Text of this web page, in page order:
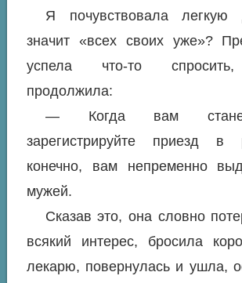
Я почувствовала легкую
значит «всех своих уже»?
успела что-то
продолжила:
— Когда вам
зарегистрируйте приезд
конечно, вам непременно
мужей.
Сказав это, она словно
всякий интерес, бросила
лекарю, повернулась и ушла,